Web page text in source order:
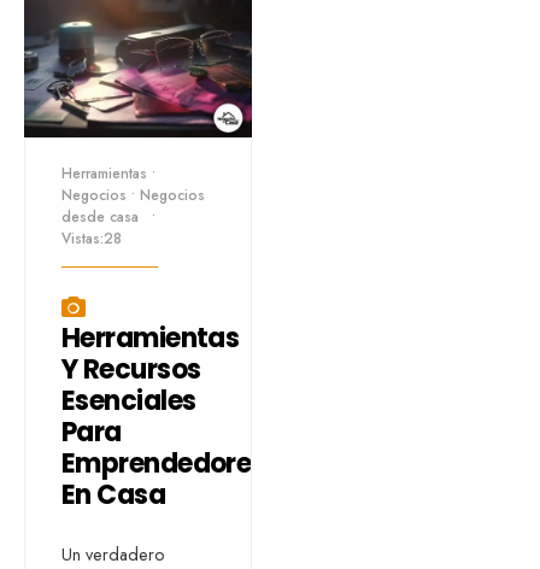
Herramientas •
Negocios • Negocios
desde casa
•
Vistas:28
Herramientas
Y Recursos
Esenciales
Para
Emprendedores
En Casa
Un verdadero